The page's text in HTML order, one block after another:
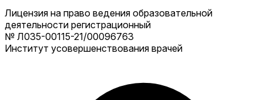
Лицензия на право ведения образовательной
деятельности регистрационный
№ Л035-00115-21/00096763
Институт усовершенствования врачей